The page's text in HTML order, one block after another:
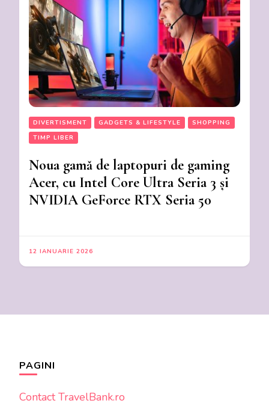
DIVERTISMENT GADGETS & LIFESTYLE
SHOPPING
TIMP LIBER
Noua gamă de laptopuri de gaming
Acer, cu Intel Core Ultra Seria 3 și
NVIDIA GeForce RTX Seria 50
12 IANUARIE 2026
PAGINI
Contact TravelBank.ro